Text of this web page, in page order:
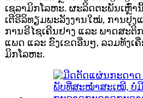
ເຊລາມິກໂລຫະ. ຜະລິດຕະພັນເຫຼົ່າ
ເຕີຣີລິທຽມພະລັງງານໃໝ່, ການປຸ
ການຣີໄຊເຄີນຢາງ ແລະ ພາດສະຕິ
ແພດ ແລະ ຂົງເຂດອື່ນໆ, ລວມທັງເ
ມິກໂລຫະ.